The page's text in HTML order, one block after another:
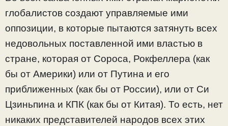
глобалистов создают управляемые ими
оппозиции, в которые пытаются затянуть всех
недовольных поставленной ими властью в
стране, которая от Сороса, Рокфеллера (как
бы от Америки) или от Путина и его
приближенных (как бы от России), или от Си
Цзиньпина и КПК (как бы от Китая). То есть, нет
никаких представителей народов всех этих